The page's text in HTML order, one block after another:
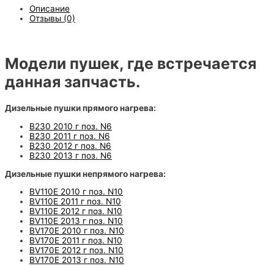
Описание
Отзывы (0)
Модели пушек, где встречается
данная запчасть.
Дизельные пушки прямого нагрева:
B230 2010 г поз. N6
B230 2011 г поз. N6
B230 2012 г поз. N6
B230 2013 г поз. N6
Дизельные пушки непрямого нагрева:
BV110E 2010 г поз. N10
BV110E 2011 г поз. N10
BV110E 2012 г поз. N10
BV110E 2013 г поз. N10
BV170E 2010 г поз. N10
BV170E 2011 г поз. N10
BV170E 2012 г поз. N10
BV170E 2013 г поз. N10